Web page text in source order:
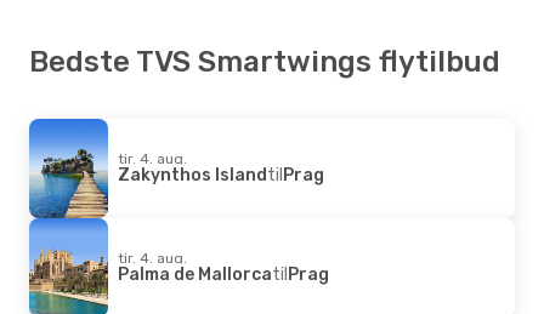
Bedste TVS Smartwings flytilbud
tir. 4. aug.
Zakynthos IslandtilPrag
tir. 4. aug.
Palma de MallorcatilPrag